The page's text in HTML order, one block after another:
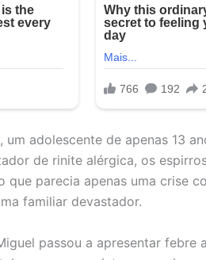
um adolescente de apenas 13
de rinite alérgica, os
que parecia apenas uma crise
familiar devastador.
passou a apresentar febre